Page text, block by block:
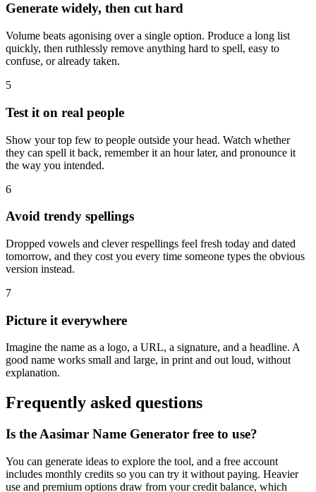
Generate widely, then cut hard
Volume beats agonising over a single option. Produce a long list
quickly, then ruthlessly remove anything hard to spell, easy to
confuse, or already taken.
5
Test it on real people
Show your top few to people outside your head. Watch whether
they can spell it back, remember it an hour later, and pronounce it
the way you intended.
6
Avoid trendy spellings
Dropped vowels and clever respellings feel fresh today and dated
tomorrow, and they cost you every time someone types the obvious
version instead.
7
Picture it everywhere
Imagine the name as a logo, a URL, a signature, and a headline. A
good name works small and large, in print and out loud, without
explanation.
Frequently asked questions
Is the Aasimar Name Generator free to use?
You can generate ideas to explore the tool, and a free account
includes monthly credits so you can try it without paying. Heavier
use and premium options draw from your credit balance, which